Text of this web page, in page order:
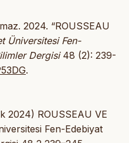
2024. “ROUSSEAU
Üniversitesi Fen-
Dergisi48 (2): 239-
.
2024) ROUSSEAU VE
Fen-Edebiyat